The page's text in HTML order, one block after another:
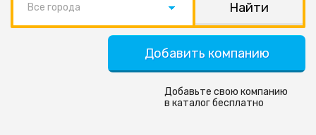
Все города
Добавить компанию
Добавьте свою компанию
в каталог бесплатно